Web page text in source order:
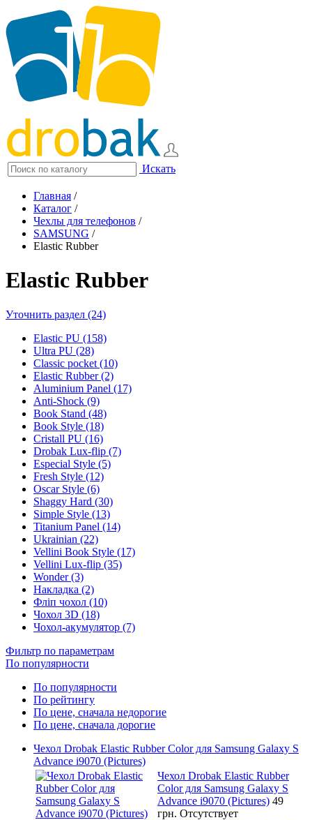
Искать
Главная /
Каталог /
Чехлы для телефонов /
SAMSUNG /
Elastic Rubber
Elastic Rubber
Уточнить раздел (24)
Elastic PU (158)
Ultra PU (28)
Classic pocket (10)
Elastic Rubber (2)
Aluminium Panel (17)
Anti-Shock (9)
Book Stand (48)
Book Style (18)
Cristall PU (16)
Drobak Lux-flip (7)
Especial Style (5)
Fresh Style (12)
Oscar Style (6)
Shaggy Hard (30)
Simple Style (13)
Titanium Panel (14)
Ukrainian (22)
Vellini Book Style (17)
Vellini Lux-flip (35)
Wonder (3)
Накладка (2)
Фліп чохол (10)
Чохол 3D (18)
Чохол-акумулятор (7)
Фильтр по параметрам
По популярности
По популярности
По рейтингу
По цене, сначала недорогие
По цене, сначала дорогие
Чехол Drobak Elastic Rubber Color для Samsung Galaxy S
Advance i9070 (Pictures)
Чехол Drobak Elastic Rubber
Color для Samsung Galaxy S
Advance i9070 (Pictures) 49
грн. Отсутствует